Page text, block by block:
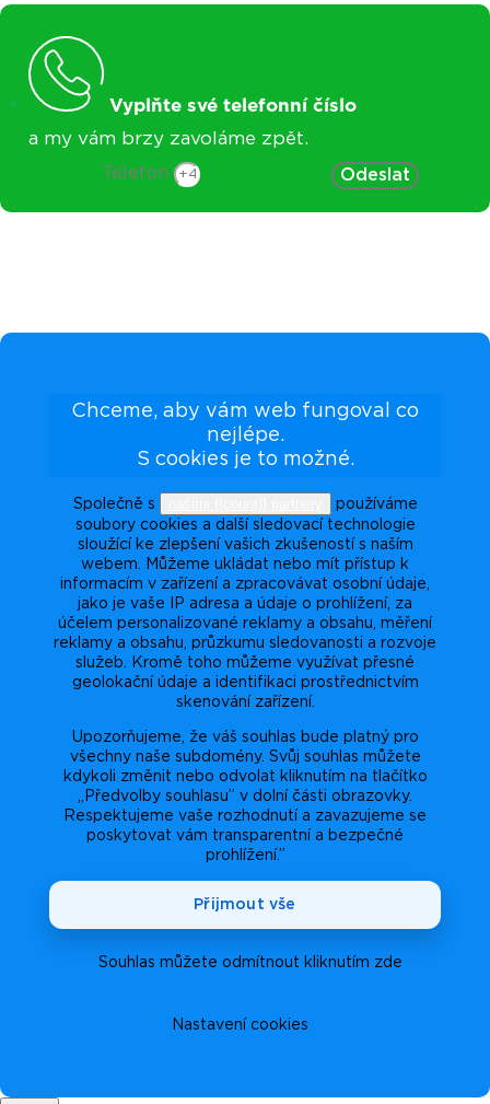
Vyplňte své telefonní číslo
a my vám brzy zavoláme zpět.
Telefon Odeslat
Chceme, aby vám web fungoval co
nejlépe.
S cookies je to možné.
Společně s
používáme
soubory cookies a další sledovací technologie
sloužící ke zlepšení vašich zkušeností s naším
webem. Můžeme ukládat nebo mít přístup k
informacím v zařízení a zpracovávat osobní údaje,
jako je vaše IP adresa a údaje o prohlížení, za
účelem personalizované reklamy a obsahu, měření
reklamy a obsahu, průzkumu sledovanosti a rozvoje
služeb. Kromě toho můžeme využívat přesné
geolokační údaje a identifikaci prostřednictvím
skenování zařízení.
Upozorňujeme, že váš souhlas bude platný pro
všechny naše subdomény. Svůj souhlas můžete
kdykoli změnit nebo odvolat kliknutím na tlačítko
„Předvolby souhlasu” v dolní části obrazovky.
Respektujeme vaše rozhodnutí a zavazujeme se
poskytovat vám transparentní a bezpečné
prohlížení.”
Nastavení cookies
Souhlas můžete odmítnout kliknutím zde
Přijmout vše